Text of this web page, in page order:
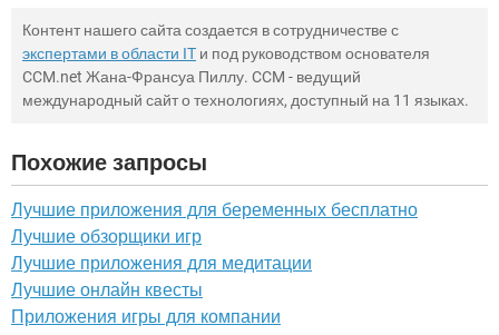
Контент нашего сайта создается в сотрудничестве с
экспертами в области IT и под руководством основателя
CCM.net Жана-Франсуа Пиллу. CCM - ведущий
международный сайт о технологиях, доступный на 11 языках.
Похожие запросы
Лучшие приложения для беременных бесплатно
Лучшие обзорщики игр
Лучшие приложения для медитации
Лучшие онлайн квесты
Приложения игры для компании